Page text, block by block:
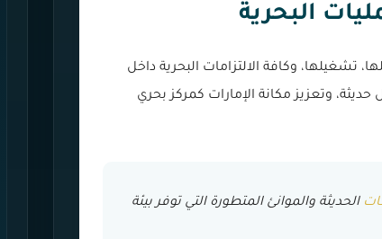
البحرية
وكافة الالتزامات البحرية داخل
حديثة، وتعزيز مكانة الإمارات كمركز بحري
الحديثة والموانئ المتطورة التي توفر بيئة